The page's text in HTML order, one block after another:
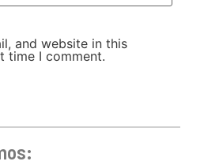
and website in this
time I comment.